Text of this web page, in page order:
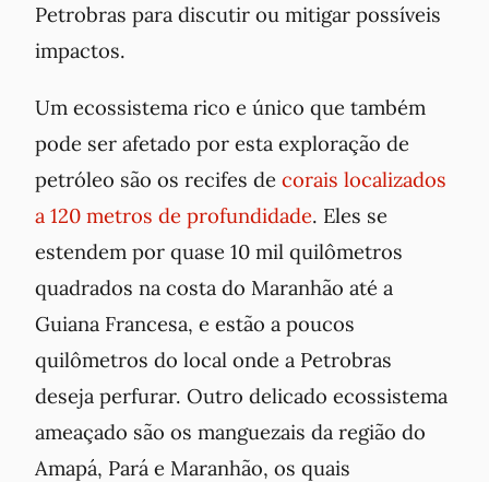
Petrobras para discutir ou mitigar possíveis
impactos.
Um ecossistema rico e único que também
pode ser afetado por esta exploração de
petróleo são os recifes de corais localizados
a 120 metros de profundidade. Eles se
estendem por quase 10 mil quilômetros
quadrados na costa do Maranhão até a
Guiana Francesa, e estão a poucos
quilômetros do local onde a Petrobras
deseja perfurar. Outro delicado ecossistema
ameaçado são os manguezais da região do
Amapá, Pará e Maranhão, os quais